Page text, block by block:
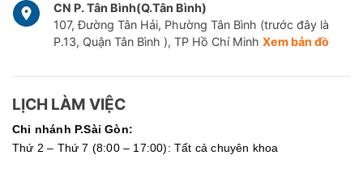
Cần khoảng 2 - 3 lần tư vấn trong
tổng kế hoạch điều trị
những triệu chứng mạn tính
Tuy kế hoạch điều trị trên là cần thiết,
nhưng những con số này vẫn có thể thay
đổi tùy theo sự phản hồi điều trị của bệnh
nhân
CN P. Tân Bình(Q.Tân Bình)
107, Đường Tân Hải, Phường Tân Bình (trước đây là
P.13, Quận Tân Bình ), TP Hồ Chí Minh Xem bản đồ
LỊCH LÀM VIỆC
Chi nhánh P.Sài Gòn:
Thứ 2 – Thứ 7 (8:00 – 17:00): Tất cả chuyên khoa